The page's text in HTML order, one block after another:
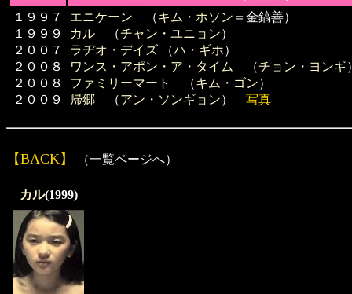
１９９７
１９９９
２００７
２００８
２００８
２００９
エニケーン （キム・ホソン ＝金鎬善）
カル （チャン・ユニョン）
ラヂオ・デイズ （ハ・ギホ）
ワンス・アポン・ア・タイム
（チョン・ヨンギ
ファミリーマート
（キム・ゴン）
帰郷 （アン・ソンギョン）写真
【BACK】 （一覧ページへ）
カル(1999)